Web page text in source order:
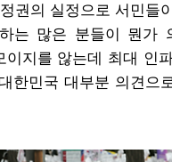
권의 실정으로 서민들
는 많은 분들이 뭔가
이지를 않는데 최대 인
한민국 대부분 의견으